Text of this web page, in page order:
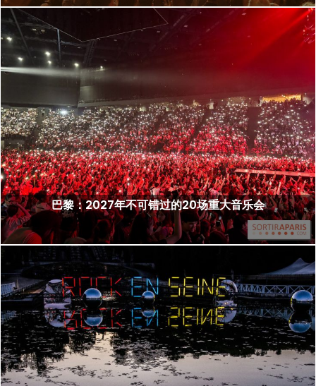
巴黎：2027年不可错过的20场重大音乐会